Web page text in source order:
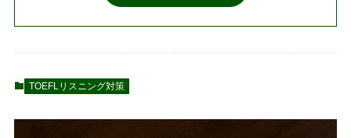
TOEFLリスニング対策